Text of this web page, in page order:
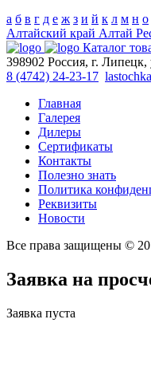
а б в г д е ж з и й к л м н о
Алтайский край Алтай
Каталог
398902 Россия, г.
8 (4742) 24-23-17
Главная
Галерея
Дилеры
Сертификаты
Контакты
Полезно знать
Политика
Реквизиты
Новости
Все права защищены ©
Заявка на
Заявка пуста